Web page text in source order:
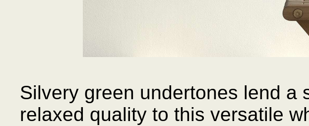
Silvery green undertones lend a
relaxed quality to this versatile